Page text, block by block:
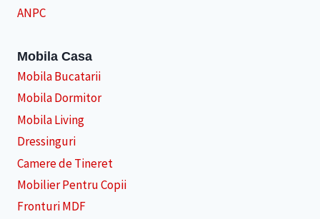
ANPC
Mobila Casa
Mobila Bucatarii
Mobila Dormitor
Mobila Living
Dressinguri
Camere de Tineret
Mobilier Pentru Copii
Fronturi MDF